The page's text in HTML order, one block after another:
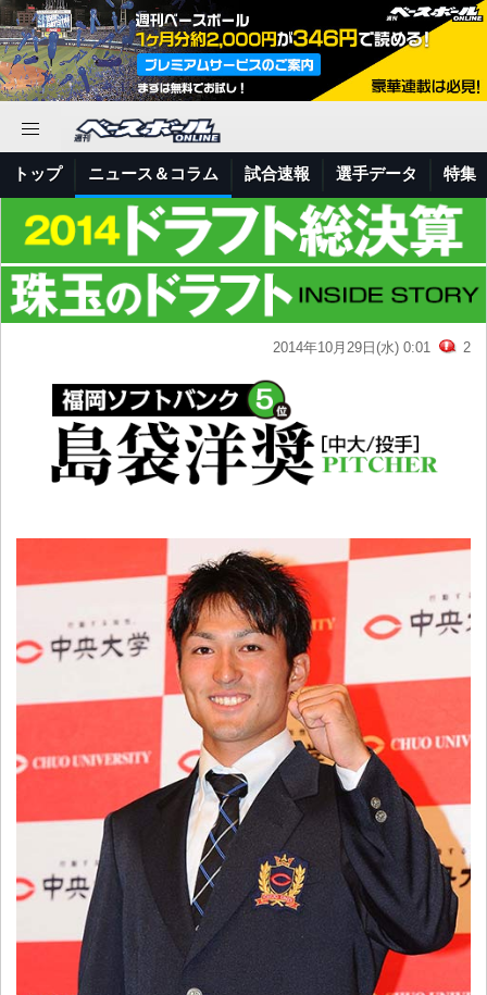
トップ ニュース＆コラム 試合速報 選手データ 特集
2014年10月29日(水) 0:01 2